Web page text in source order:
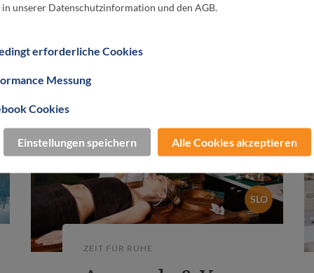
du in den Genuss von VIP-Packages mit
SLO
ZEIT FÜR RUHE
in unserer Datenschutzinformation und den AGB.
erforderliche Cookies
Messung
Cookies
Einstellungen speichern Alle Cookies akzeptieren